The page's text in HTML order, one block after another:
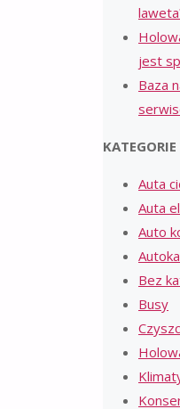
jest
Baza
Auta
Auta
Auto
Bez
Busy